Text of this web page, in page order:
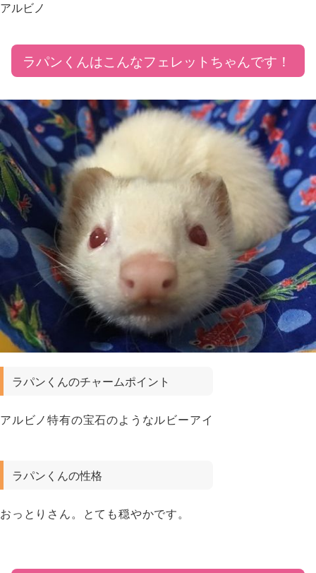
アルビノ
ラパンくんはこんなフェレットちゃんです！
ラパンくんのチャームポイント
アルビノ特有の宝石のようなルビーアイ
ラパンくんの性格
おっとりさん。とても穏やかです。